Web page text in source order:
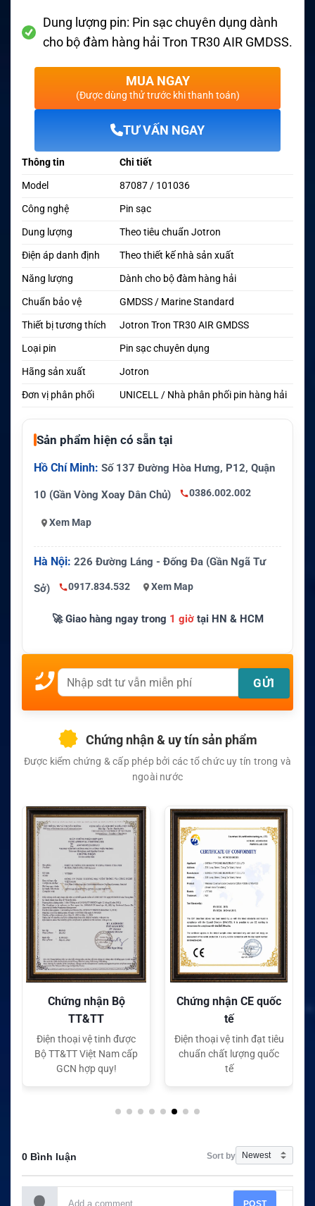
Dung lượng pin: Pin sạc chuyên dụng dành
cho bộ đàm hàng hải Tron TR30 AIR GMDSS.
MUA NGAY
(Được dùng thử trước khi thanh toán)
TƯ VẤN NGAY
Thông tin
Chi tiết
Model
87087 / 101036
Công nghệ
Pin sạc
Dung lượng
Theo tiêu chuẩn Jotron
Điện áp danh định
Theo thiết kế nhà sản xuất
Năng lượng
Dành cho bộ đàm hàng hải
Chuẩn bảo vệ
GMDSS / Marine Standard
Thiết bị tương thích
Jotron Tron TR30 AIR GMDSS
Loại pin
Pin sạc chuyên dụng
Hãng sản xuất
Jotron
Đơn vị phân phối
UNICELL / Nhà phân phối pin hàng hải
Sản phẩm hiện có sẵn tại
Hồ Chí Minh: Số 137 Đường Hòa Hưng, P12, Quận
10 (Gần Vòng Xoay Dân Chủ) 0386.002.002
Xem Map
Hà Nội: 226 Đường Láng - Đống Đa (Gần Ngã Tư
Sở) 0917.834.532 Xem Map
🚀 Giao hàng ngay trong 1 giờtại HN & HCM
Chứng nhận & uy tín sản phẩm
Được kiểm chứng & cấp phép bởi các tổ chức uy tín trong và
ngoài nước
Chứng nhận Bộ
TT&TT
Điện thoại vệ tinh được
Bộ TT&TT Việt Nam cấp
GCN hợp quy!
Chứng nhận CE quốc
tế
Điện thoại vệ tinh đạt tiêu
chuẩn chất lượng quốc
tế
0 Bình luận Sort by